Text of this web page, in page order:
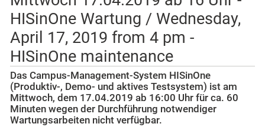
HISinOne Wartung / Wednesday,
April 17, 2019 from 4 pm -
HISinOne maintenance
Das Campus-Management-System HISinOne
(Produktiv-, Demo- und aktives Testsystem) ist am
Mittwoch, dem 17.04.2019 ab 16:00 Uhr für ca. 60
Minuten wegen der Durchführung notwendiger
Wartungsarbeiten nicht verfügbar.